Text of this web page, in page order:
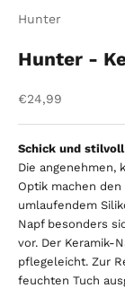
Hunter
Hunter -
Angebot
€24,99
Schick und
Die angenehmen,
Optik machen
umlaufendem
Napf besonders
vor. Der Keramik-
pflegeleicht. Zur
feuchten Tuch